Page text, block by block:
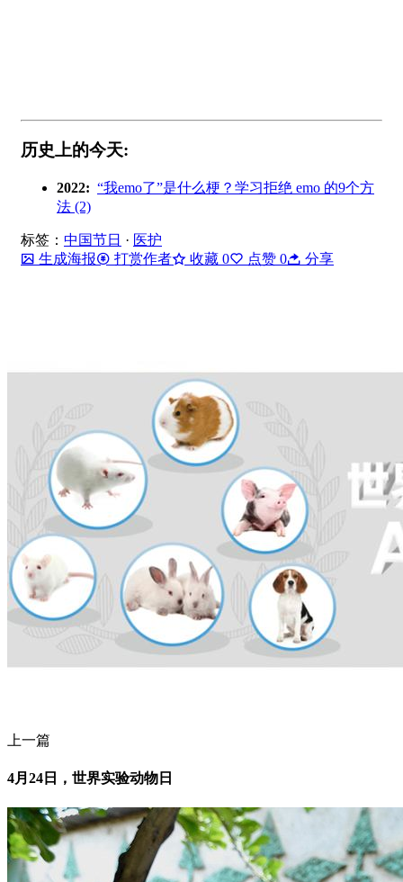
历史上的今天:
2022: “我emo了”是什么梗？学习拒绝 emo 的9个方
法 (2)
标签： 中国节日 · 医护
生成海报
打赏作者 收藏 0 点赞 0 分享
上一篇
4月24日，世界实验动物日